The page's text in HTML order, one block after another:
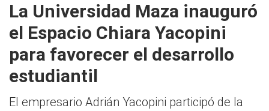
La Universidad Maza inauguró
el Espacio Chiara Yacopini
para favorecer el desarrollo
estudiantil
El empresario Adrián Yacopini participó de la